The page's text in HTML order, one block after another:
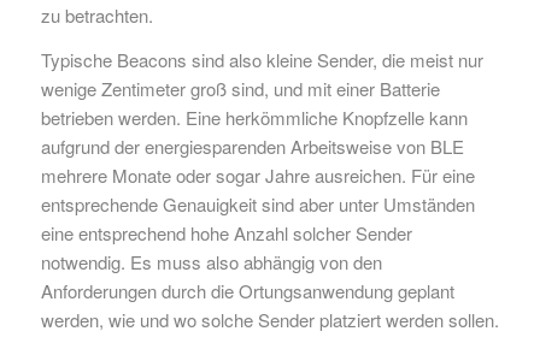
zu betrachten.
Typische Beacons sind also kleine Sender, die meist nur
wenige Zentimeter groß sind, und mit einer Batterie
betrieben werden. Eine herkömmliche Knopfzelle kann
aufgrund der energiesparenden Arbeitsweise von BLE
mehrere Monate oder sogar Jahre ausreichen. Für eine
entsprechende Genauigkeit sind aber unter Umständen
eine entsprechend hohe Anzahl solcher Sender
notwendig. Es muss also abhängig von den
Anforderungen durch die Ortungsanwendung geplant
werden, wie und wo solche Sender platziert werden sollen.